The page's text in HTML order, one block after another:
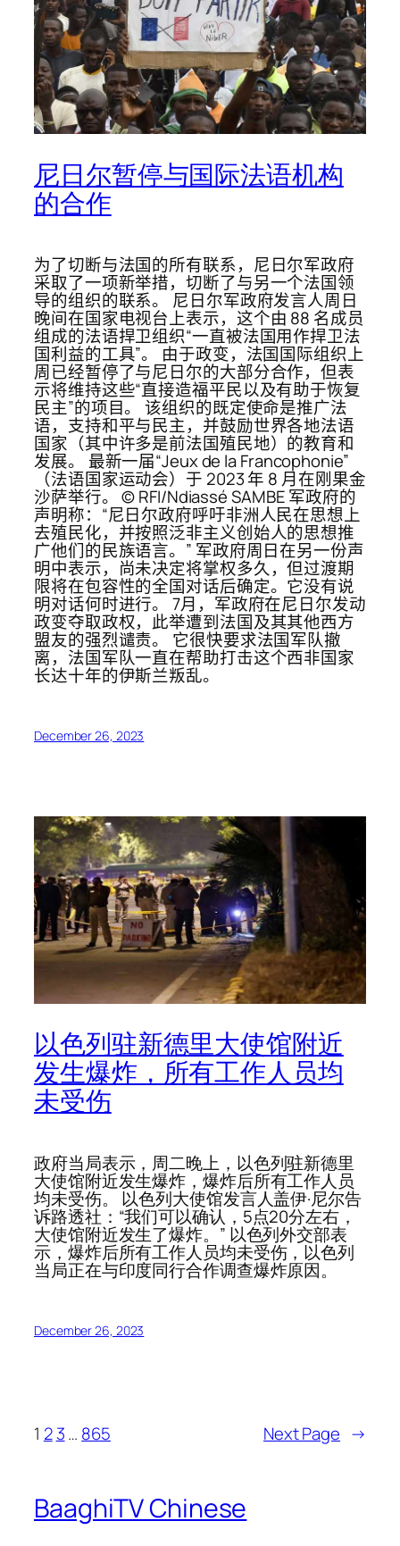
尼日尔暂停与国际法语机构
的合作
为了切断与法国的所有联系，尼日尔军政府
采取了一项新举措，切断了与另一个法国领
导的组织的联系。 尼日尔军政府发言人周日
晚间在国家电视台上表示，这个由 88 名成员
组成的法语捍卫组织“一直被法国用作捍卫法
国利益的工具”。 由于政变，法国国际组织上
周已经暂停了与尼日尔的大部分合作，但表
示将维持这些“直接造福平民以及有助于恢复
民主”的项目。 该组织的既定使命是推广法
语，支持和平与民主，并鼓励世界各地法语
国家（其中许多是前法国殖民地）的教育和
发展。 最新一届“Jeux de la Francophonie”
（法语国家运动会）于 2023 年 8 月在刚果金
沙萨举行。 © RFI/Ndiassé SAMBE 军政府的
声明称：“尼日尔政府呼吁非洲人民在思想上
去殖民化，并按照泛非主义创始人的思想推
广他们的民族语言。” 军政府周日在另一份声
明中表示，尚未决定将掌权多久，但过渡期
限将在包容性的全国对话后确定。它没有说
明对话何时进行。 7月，军政府在尼日尔发动
政变夺取政权，此举遭到法国及其其他西方
盟友的强烈谴责。 它很快要求法国军队撤
离，法国军队一直在帮助打击这个西非国家
长达十年的伊斯兰叛乱。
December 26, 2023
以色列驻新德里大使馆附近
发生爆炸，所有工作人员均
未受伤
政府当局表示，周二晚上，以色列驻新德里
大使馆附近发生爆炸，爆炸后所有工作人员
均未受伤。 以色列大使馆发言人盖伊·尼尔告
诉路透社：“我们可以确认，5点20分左右，
大使馆附近发生了爆炸。” 以色列外交部表
示，爆炸后所有工作人员均未受伤，以色列
当局正在与印度同行合作调查爆炸原因。
December 26, 2023
1 2 3… 865 Next Page →
BaaghiTV Chinese